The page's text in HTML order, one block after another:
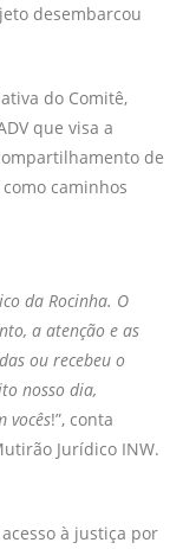
desembarcou
do Comitê,
que visa a
de
caminhos
da Rocinha. O
a atenção e as
ou recebeu o
nosso dia,
vocês!”, conta
Jurídico INW.
à justiça por